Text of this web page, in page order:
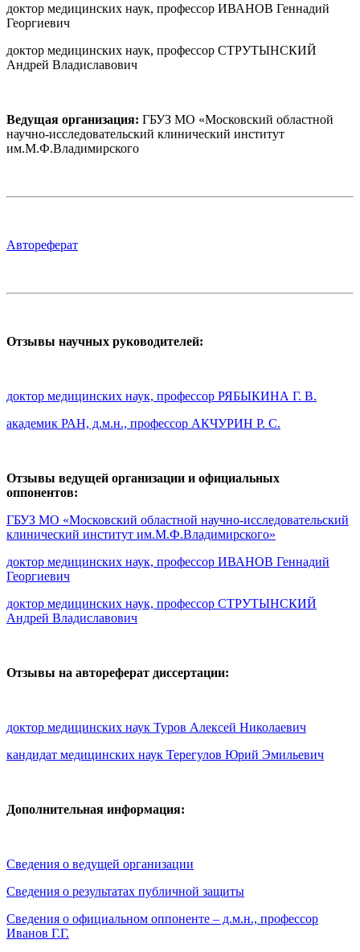
доктор медицинских наук, профессор ИВАНОВ Геннадий
Георгиевич
доктор медицинских наук, профессор СТРУТЫНСКИЙ
Андрей Владиславович
Ведущая организация: ГБУЗ МО «Московский областной
научно-исследовательский клинический институт
им.М.Ф.Владимирского
Автореферат
Отзывы научных руководителей:
доктор медицинских наук, профессор РЯБЫКИНА Г. В.
академик РАН, д.м.н., профессор АКЧУРИН Р. С.
Отзывы ведущей организации и официальных
оппонентов:
ГБУЗ МО «Московский областной научно-исследовательский
клинический институт им.М.Ф.Владимирского»
доктор медицинских наук, профессор ИВАНОВ Геннадий
Георгиевич
доктор медицинских наук, профессор СТРУТЫНСКИЙ
Андрей Владиславович
Отзывы на автореферат диссертации:
доктор медицинских наук Туров Алексей Николаевич
кандидат медицинских наук Терегулов Юрий Эмильевич
Дополнительная информация:
Сведения о ведущей организации
Сведения о результатах публичной защиты
Сведения о официальном оппоненте – д.м.н., профессор
Иванов Г.Г.